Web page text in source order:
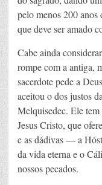
pelo menos 200 anos
que deve ser amado
Cabe ainda
rompe com a antiga,
sacerdote pede a
aceitou o dos justos
Melquisedec. Ele
Jesus Cristo, que
e as dádivas — a
da vida eterna e o
nossos pecados.